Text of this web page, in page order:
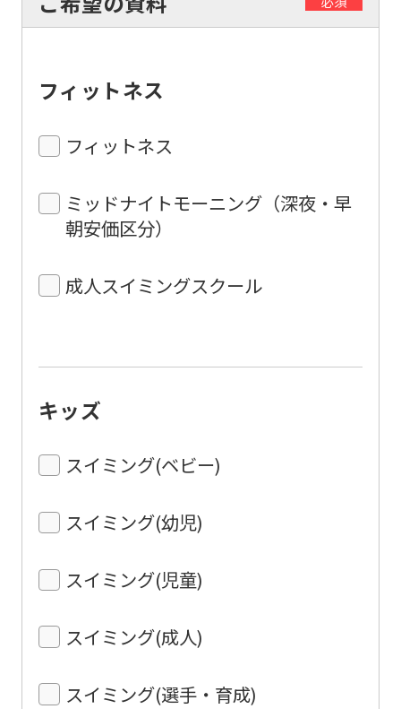
フィットネス
フィットネス
ミッドナイトモーニング（深夜・早
朝安価区分）
成人スイミングスクール
キッズ
スイミング(ベビー)
スイミング(幼児)
スイミング(児童)
スイミング(成人)
スイミング(選手・育成)